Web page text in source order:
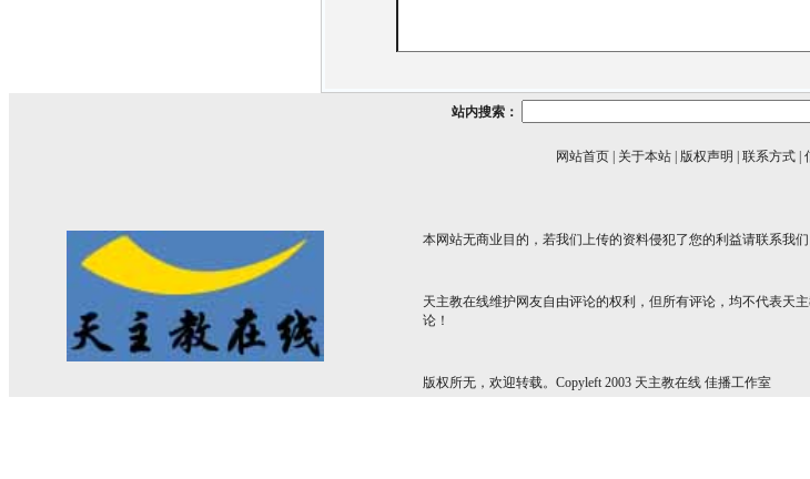
站内搜索：
网站首页 关于本站 版权声明 联系方式
本网站无商业目的，若我们上传的资料侵犯了您的利益请联系我们
天主教在线维护网友自由评论的权利，但所有评论，均不代表天
论！
版权所无，欢迎转载。Copyleft 2003 天主教在线 佳播工作室